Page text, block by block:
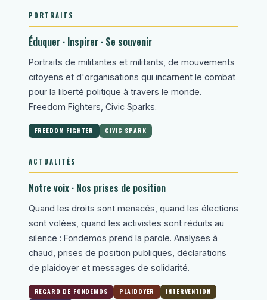
PORTRAITS
Éduquer · Inspirer · Se souvenir
Portraits de militantes et militants, de mouvements
citoyens et d'organisations qui incarnent le combat
pour la liberté politique à travers le monde.
Freedom Fighters, Civic Sparks.
FREEDOM FIGHTER CIVIC SPARK
ACTUALITÉS
Notre voix · Nos prises de position
Quand les droits sont menacés, quand les élections
sont volées, quand les activistes sont réduits au
silence : Fondemos prend la parole. Analyses à
chaud, prises de position publiques, déclarations
de plaidoyer et messages de solidarité.
REGARD DE FONDEMOS PLAIDOYER
INTERVENTION